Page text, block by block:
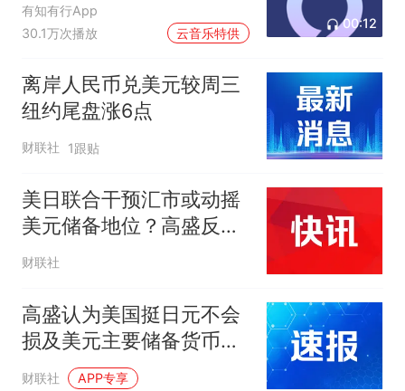
有知有行App
30.1万次播放
云音乐特供
00:12
离岸人民币兑美元较周三
纽约尾盘涨6点
财联社 1跟贴
美日联合干预汇市或动摇
美元储备地位？高盛反
驳：推测过于牵强
财联社
高盛认为美国挺日元不会
损及美元主要储备货币的
地位
财联社 APP专享